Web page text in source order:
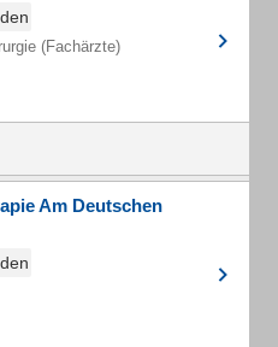
(Fachärzte)
Am Deutschen